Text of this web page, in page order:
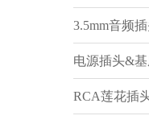
3.5mm音频
电源插头&基
RCA莲花插